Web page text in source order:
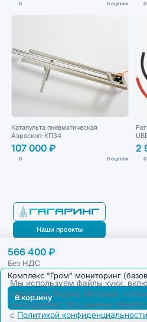
Мы используем файлы куки,
сервисом Яндекс.Метрика,
было удобно. Все данные
с Политикой конфиденциальности
0 0 оценок 0
Катапульта пневматическая
Аэроскоп-КП34
107 000 ₽
0 0 оценок
2
0
566 400 ₽
Без НДС
В корзину
Наши проекты
Блог